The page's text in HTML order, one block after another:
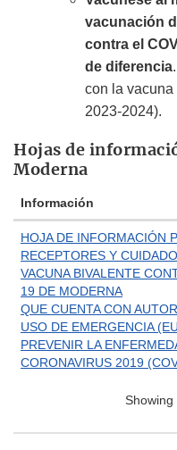
vacunación
contra el
de diferencia
con la vacuna
2023-2024).
Hojas de
Moderna
Información
HOJA DE INFORMACIÓN
RECEPTORES Y
VACUNA BIVALENTE
19 DE MODERNA
QUE CUENTA CON
USO DE EMERGENCIA
PREVENIR LA
CORONAVIRUS 2019